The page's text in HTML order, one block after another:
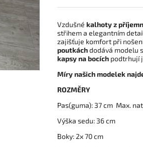
Vzdušné kalhoty z
střihem a elegantním
zajišťuje komfort při
poutkáchdodává modelu
kapsy na bocíchpodtrhují
Míry našich modelek
ROZMĚRY
Pas(guma): 37 cm Max.
Výška sedu: 36 cm
Boky: 2x 70 cm